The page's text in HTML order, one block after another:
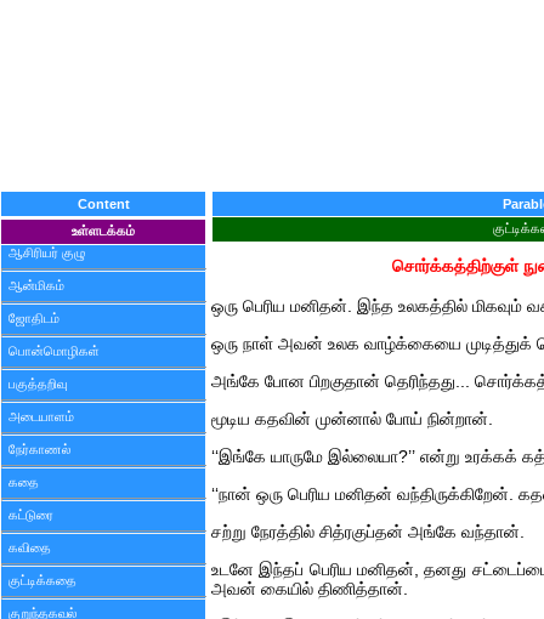
Content
உள்ளடக்கம்
ஆசிரியர் குழு
ஆன்மிகம்
ஜோதிடம்
பொன்மொழிகள்
பகுத்தறிவு
அடையாளம்
நேர்காணல்
கதை
கட்டுரை
கவிதை
குட்டிக்கதை
குறுந்தகவல்
சொர்க்கத்திற்குள்
ஒரு பெரிய மனிதன். இந்த உலகத்தில் மிகவும்
ஒரு நாள் அவன் உலக வாழ்க்கையை
அங்கே போன பிறகுதான் தெரிந்தது...
மூடிய கதவின் முன்னால் போய் நின்றான்.
‘‘இங்கே யாருமே இல்லையா?’’ என்று உரக்கக்
‘‘நான் ஒரு பெரிய மனிதன் வந்திருக்கிறேன்.
சற்று நேரத்தில் சித்ரகுப்தன் அங்கே வந்தான்.
உடனே இந்தப் பெரிய மனிதன், தனது
அவன் கையில் திணித்தான்.